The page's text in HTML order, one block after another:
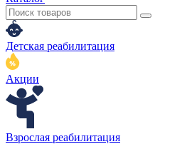
Детская реабилитация
Акции
Взрослая реабилитация